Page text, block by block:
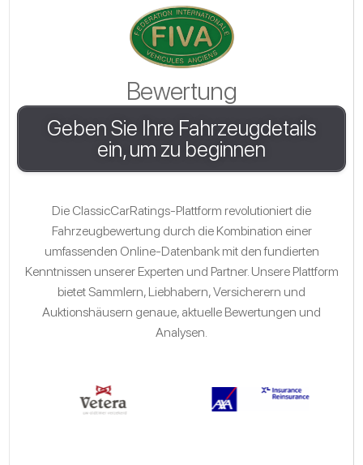
Bewertung
Geben Sie Ihre Fahrzeugdetails
ein, um zu beginnen
Die ClassicCarRatings-Plattform revolutioniert die
Fahrzeugbewertung durch die Kombination einer
umfassenden Online-Datenbank mit den fundierten
Kenntnissen unserer Experten und Partner. Unsere Plattform
bietet Sammlern, Liebhabern, Versicherern und
Auktionshäusern genaue, aktuelle Bewertungen und
Analysen.